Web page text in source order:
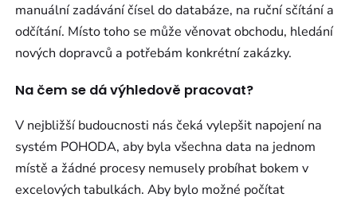
manuální zadávání čísel do databáze, na ruční sčítání a
odčítání. Místo toho se může věnovat obchodu, hledání
nových dopravců a potřebám konkrétní zakázky.
Na čem se dá výhledově pracovat?
V nejbližší budoucnosti nás čeká vylepšit napojení na
systém POHODA, aby byla všechna data na jednom
místě a žádné procesy nemusely probíhat bokem v
excelových tabulkách. Aby bylo možné počítat